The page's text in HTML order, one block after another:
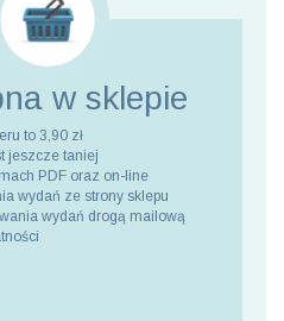
w sklepie
to 3,90 zł
jeszcze taniej
PDF oraz on-line
wydań ze strony sklepu
wydań drogą mailową